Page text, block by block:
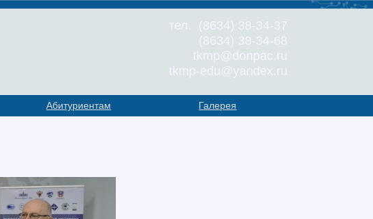
тел. (8634) 38-34-37
(8634) 38-34-68
tkmp@donpac.ru
tkmp-edu@yandex.ru
Абитуриентам Галерея